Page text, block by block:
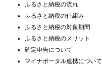
ふるさと納税の流れ
ふるさと納税の仕組み
ふるさと納税の対象期間
ふるさと納税のメリット
確定申告について
マイナポータル連携について